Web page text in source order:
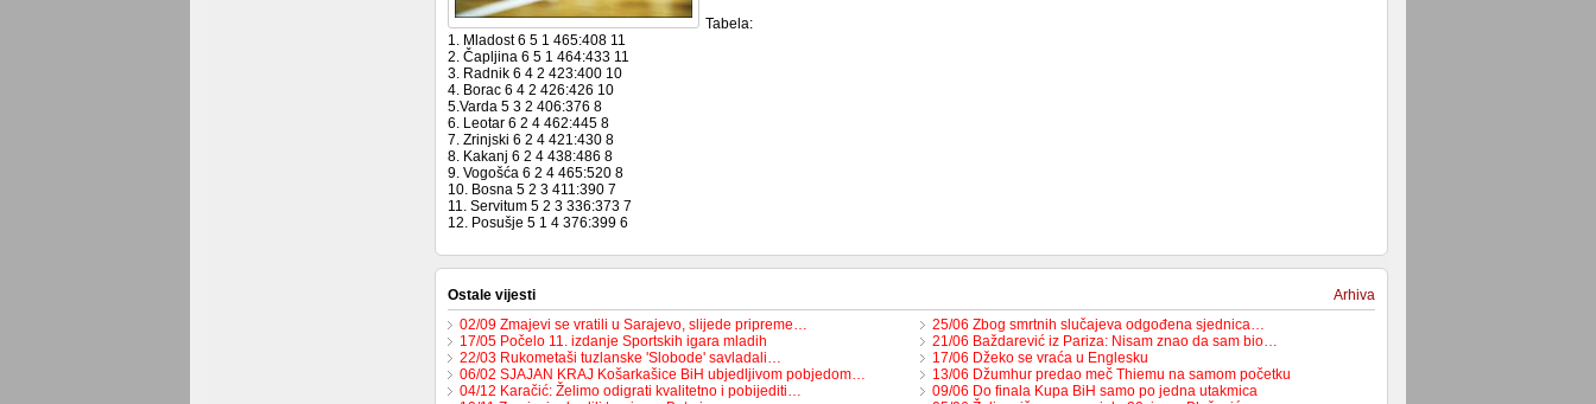
Tabela:
1. Mladost 6 5 1 465:408 11
2. Čapljina 6 5 1 464:433 11
3. Radnik 6 4 2 423:400 10
4. Borac 6 4 2 426:426 10
5.Varda 5 3 2 406:376 8
6. Leotar 6 2 4 462:445 8
7. Zrinjski 6 2 4 421:430 8
8. Kakanj 6 2 4 438:486 8
9. Vogošća 6 2 4 465:520 8
10. Bosna 5 2 3 411:390 7
11. Servitum 5 2 3 336:373 7
12. Posušje 5 1 4 376:399 6
Ostale vijesti
Arhiva
02/09 Zmajevi se vratili u Sarajevo, slijede pripreme…
17/05 Počelo 11. izdanje Sportskih igara mladih
22/03 Rukometaši tuzlanske 'Slobode' savladali…
06/02 SJAJAN KRAJ Košarkašice BiH ubjedljivom pobjedom…
04/12 Karačić: Želimo odigrati kvalitetno i pobijediti…
25/06 Zbog smrtnih slučajeva odgođena sjednica…
21/06 Baždarević iz Pariza: Nisam znao da sam bio…
17/06 Džeko se vraća u Englesku
13/06 Džumhur predao meč Thiemu na samom početku
09/06 Do finala Kupa BiH samo po jedna utakmica